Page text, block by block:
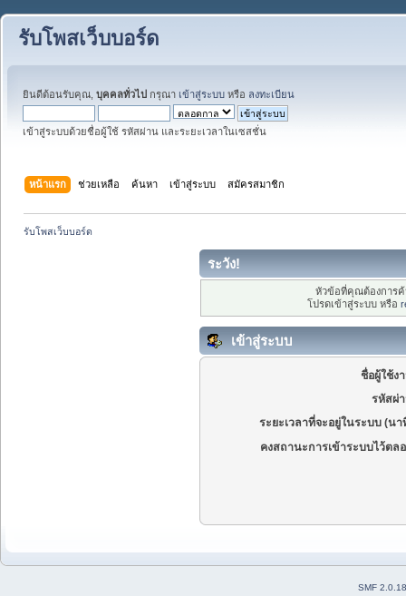
รับโพสเว็บบอร์ด
ยินดีต้อนรับคุณ, บุคคลทั่วไป กรุณา เข้าสู่ระบบ หรือ ลงทะเบียน
เข้าสู่ระบบด้วยชื่อผู้ใช้ รหัสผ่าน และระยะเวลาในเซสชั่น
หน้าแรก ช่วยเหลือ ค้นหา เข้าสู่ระบบ สมัครสมาชิก
รับโพสเว็บบอร์ด
ระวัง!
หัวข้อที่คุณต้องการ
โปรดเข้าสู่ระบบ หรือ
เข้าสู่ระบบ
ชื่อผู้ใช้ง
รหัสผ่
ระยะเวลาที่จะอยู่ในระบบ (นา
คงสถานะการเข้าระบบไว้ตล
SMF 2.0.18